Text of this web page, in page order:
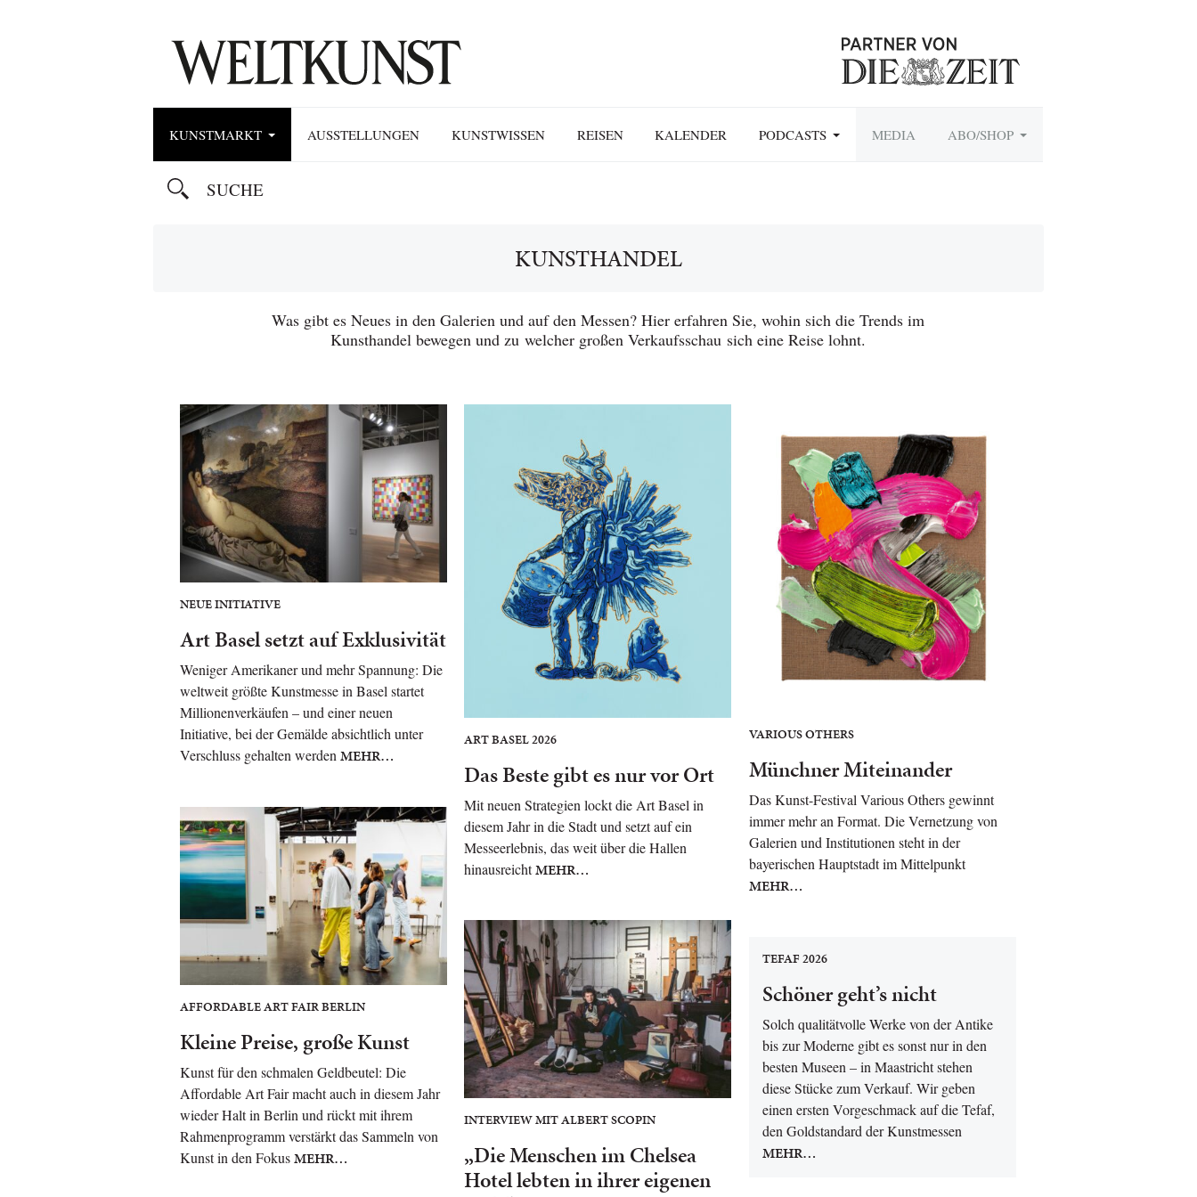
KUNSTMARKT AUSSTELLUNGEN KUNSTWISSEN REISEN KALENDER PODCASTS MEDIA ABO/SHOP
KUNSTHANDEL
Was gibt es Neues in den Galerien und auf den Messen? Hier erfahren Sie, wohin sich die Trends im
Kunsthandel bewegen und zu welcher großen Verkaufsschau sich eine Reise lohnt.
NEUE INITIATIVE
Art Basel setzt auf Exklusivität
Weniger Amerikaner und mehr Spannung: Die
weltweit größte Kunstmesse in Basel startet
Millionenverkäufen – und einer neuen
Initiative, bei der Gemälde absichtlich unter
Verschluss gehalten werdenMEHR…
ART BASEL 2026
Das Beste gibt es nur vor Ort
Mit neuen Strategien lockt die Art Basel in
diesem Jahr in die Stadt und setzt auf ein
Messeerlebnis, das weit über die Hallen
hinausreichtMEHR…
VARIOUS OTHERS
Münchner Miteinander
Das Kunst-Festival Various Others gewinnt
immer mehr an Format. Die Vernetzung von
Galerien und Institutionen steht in der
bayerischen Hauptstadt im Mittelpunkt
MEHR…
AFFORDABLE ART FAIR BERLIN
Kleine Preise, große Kunst
Kunst für den schmalen Geldbeutel: Die
Affordable Art Fair macht auch in diesem Jahr
wieder Halt in Berlin und rückt mit ihrem
Rahmenprogramm verstärkt das Sammeln von
Kunst in den FokusMEHR…
INTERVIEW MIT ALBERT SCOPIN
„Die Menschen im Chelsea
Hotel lebten in ihrer eigenen
TEFAF 2026
Schöner geht’s nicht
Solch qualitätvolle Werke von der Antike
bis zur Moderne gibt es sonst nur in den
besten Museen – in Maastricht stehen
diese Stücke zum Verkauf. Wir geben
einen ersten Vorgeschmack auf die Tefaf,
den Goldstandard der Kunstmessen
MEHR…